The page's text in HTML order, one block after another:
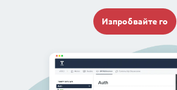
Изпробвайте го